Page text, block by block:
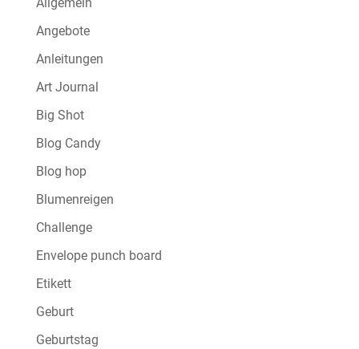
Angebote
Anleitungen
Art Journal
Big Shot
Blog Candy
Blog hop
Blumenreigen
Challenge
Envelope punch board
Etikett
Geburt
Geburtstag